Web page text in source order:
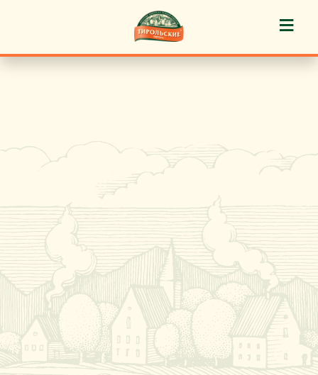
≡
Пирожные «Тирольские» ®
Торты «Тирольские» ®
Куличи
Кафе-кондитерские
Новости
Где купить
О компании